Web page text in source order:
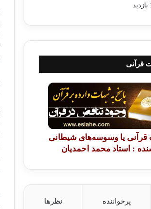
قرآنی
قرآنی یا وسوسه‌های شیطانی
: استاد محمد احمدیان
پرخواننده نظرها